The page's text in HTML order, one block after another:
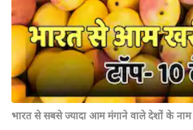
भारत से सबसे ज्यादा आम मंगाने वाले देशों के नाम